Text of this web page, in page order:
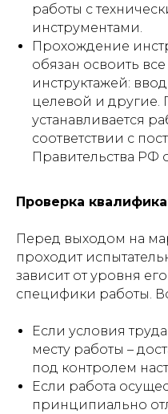
работы с
инструментами.
Прохождение
обязан освоить
инструктажей:
целевой и другие.
устанавливается
соответствии с
Правительства РФ
Проверка
Перед выходом на
проходит
зависит от уровня
специфики работы.
Если условия
месту работы –
под контролем
Если работа
принципиально